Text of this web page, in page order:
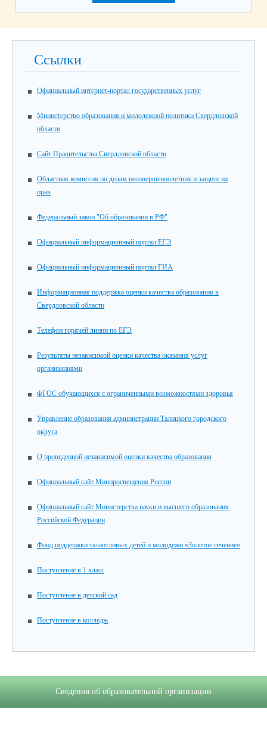
Ссылки
Официальный интернет-портал государственных услуг
Министерство образования и молодежной политики Свердловской
области
Сайт Правительства Свердловской области
Областная комиссия по делам несовершеннолетних и защите их
прав
Федеральный закон "Об образовании в РФ"
Официальный информационный портал ЕГЭ
Официальный информационный портал ГИА
Информационная поддержка оценки качества образования в
Свердловской области
Телефон горячей линии по ЕГЭ
Результаты независимой оценки качества оказания услуг
организациями
ФГОС обучающихся с ограниченными возможностями здоровья
Управление образования администрации Талицкого городского
округа
О проведенной независимой оценки качества образования
Официальный сайт Минпросвещения России
Официальный сайт Министерства науки и высшего образования
Российской Федерации
Фонд поддержки талантливых детей и молодежи «Золотое сечение»
Поступление в 1 класс
Поступление в детский сад
Поступление в колледж
Сведения об образовательной организации